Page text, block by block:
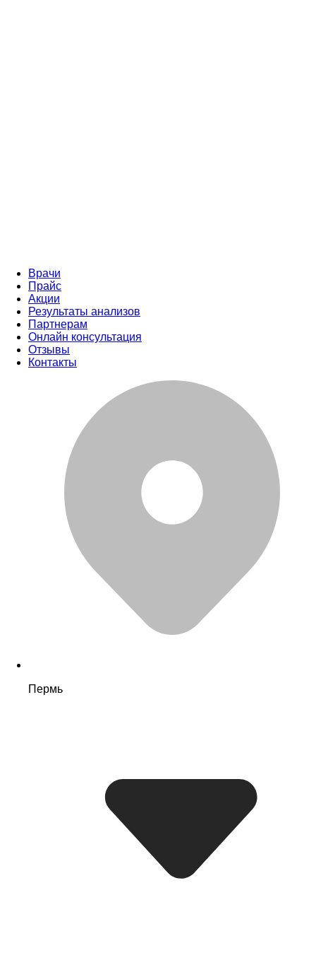
Врачи
Прайс
Акции
Результаты анализов
Партнерам
Онлайн консультация
Отзывы
Контакты
Пермь